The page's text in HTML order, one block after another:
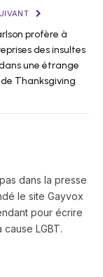
profère à
des insultes
une étrange
Thanksgiving
dans la presse
le site Gayvox
pour écrire
LGBT.